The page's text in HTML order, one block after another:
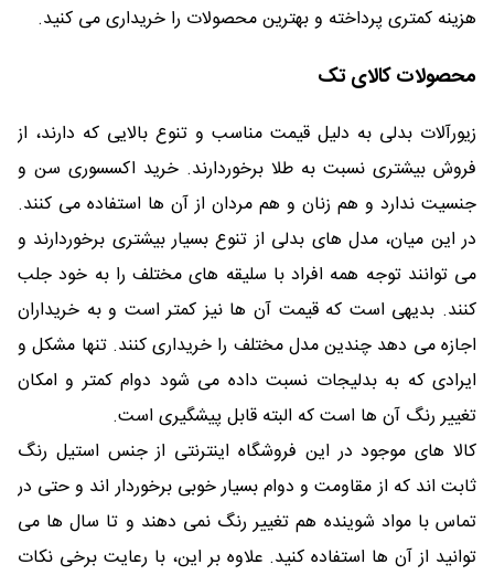
هزینه کمتری پرداخته و بهترین محصولات را خریداری می کنید.
محصولات کالای تک
زیورآلات بدلی به دلیل قیمت مناسب و تنوع بالایی که دارند، از
فروش بیشتری نسبت به طلا برخوردارند. خرید اکسسوری سن و
جنسیت ندارد و هم زنان و هم مردان از آن ها استفاده می کنند.
در این میان، مدل های بدلی از تنوع بسیار بیشتری برخوردارند و
می توانند توجه همه افراد با سلیقه های مختلف را به خود جلب
کنند. بدیهی است که قیمت آن ها نیز کمتر است و به خریداران
اجازه می دهد چندین مدل مختلف را خریداری کنند. تنها مشکل و
ایرادی که به بدلیجات نسبت داده می شود دوام کمتر و امکان
تغییر رنگ آن ها است که البته قابل پیشگیری است.
کالا های موجود در این فروشگاه اینترنتی از جنس استیل رنگ
ثابت اند که از مقاومت و دوام بسیار خوبی برخوردار اند و حتی در
تماس با مواد شوینده هم تغییر رنگ نمی دهند و تا سال ها می
توانید از آن ها استفاده کنید. علاوه بر این، با رعایت برخی نکات